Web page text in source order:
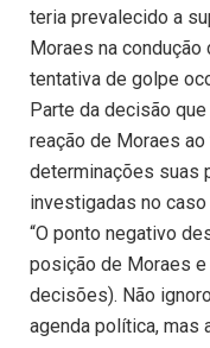
teria prevalecido a
Moraes na
tentativa de golpe
Parte da decisão
reação de Moraes
determinações suas
investigadas no
“O ponto negativo
posição de Moraes
decisões). Não
agenda política, mas